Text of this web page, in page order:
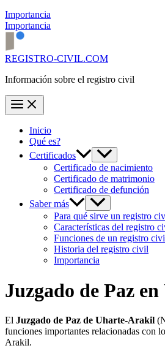
Importancia
Importancia
REGISTRO-CIVIL.COM
Información sobre el registro civil
Inicio
Qué es?
Certificados
Certificado de nacimiento
Certificado de matrimonio
Certificado de defunción
Saber más
Para qué sirve un registro
Características del registro
Funciones de un registro
Historia del registro civil
Importancia
Juzgado de Paz en
El Juzgado de Paz de Uharte-Arakil
funciones importantes relacionadas con
Arakil.